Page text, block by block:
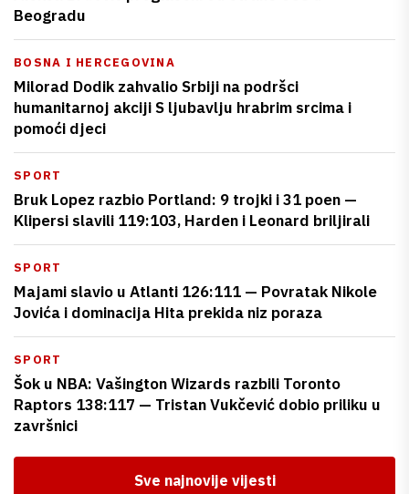
Beogradu
BOSNA I HERCEGOVINA
Milorad Dodik zahvalio Srbiji na podršci
humanitarnoj akciji S ljubavlju hrabrim srcima i
pomoći djeci
SPORT
Bruk Lopez razbio Portland: 9 trojki i 31 poen —
Klipersi slavili 119:103, Harden i Leonard briljirali
SPORT
Majami slavio u Atlanti 126:111 — Povratak Nikole
Jovića i dominacija Hita prekida niz poraza
SPORT
Šok u NBA: Vašington Wizards razbili Toronto
Raptors 138:117 — Tristan Vukčević dobio priliku u
završnici
Sve najnovije vijesti